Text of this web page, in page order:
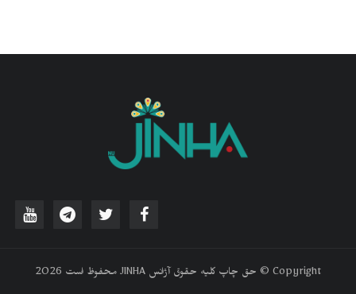
‫Copyright © حق چاپ کلیه حقوق آژانس JINHA محفوظ است 2026